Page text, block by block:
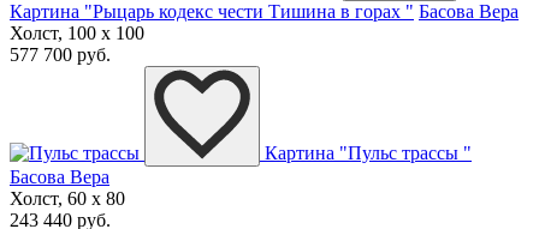
Картина "Рыцарь кодекс чести Тишина в горах " Басова Вера
Холст, 100 x 100
577 700 руб.
Картина "Пульс трассы "
Басова Вера
Холст, 60 x 80
243 440 руб.